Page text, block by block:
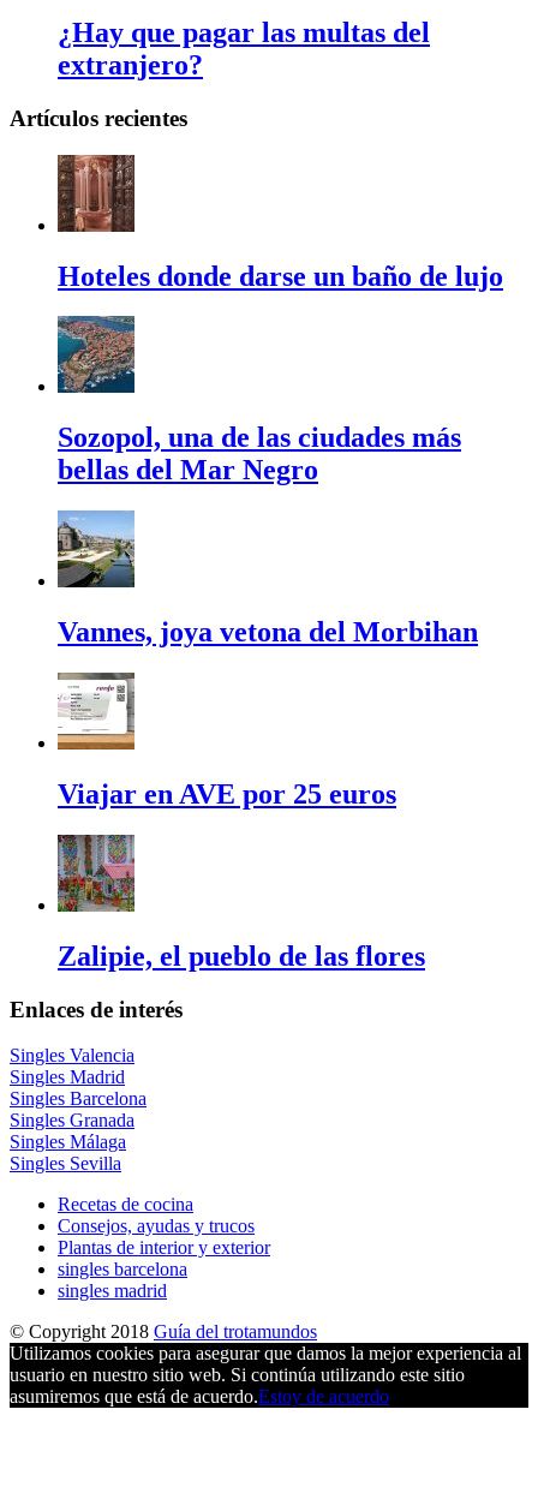
¿Hay que pagar las multas del
extranjero?
Artículos recientes
Hoteles donde darse un baño de lujo
Sozopol, una de las ciudades más
bellas del Mar Negro
Vannes, joya vetona del Morbihan
Viajar en AVE por 25 euros
Zalipie, el pueblo de las flores
Enlaces de interés
Singles Valencia
Singles Madrid
Singles Barcelona
Singles Granada
Singles Málaga
Singles Sevilla
Recetas de cocina
Consejos, ayudas y trucos
Plantas de interior y exterior
singles barcelona
singles madrid
© Copyright 2018 Guía del trotamundos
Utilizamos cookies para asegurar que damos la mejor experiencia al
usuario en nuestro sitio web. Si continúa utilizando este sitio
asumiremos que está de acuerdo.Estoy de acuerdo